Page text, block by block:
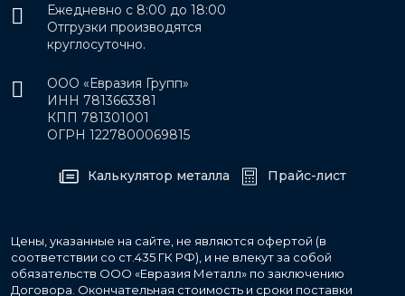
Ежедневно с 8:00 до 18:00
Отгрузки производятся
круглосуточно.
ООО «Евразия Групп»
ИНН 7813663381
КПП 781301001
ОГРН 1227800069815
Калькулятор металла Прайс-лист
Цены, указанные на сайте, не являются офертой (в
соответствии со ст.435 ГК РФ), и не влекут за собой
обязательств ООО «Евразия Металл» по заключению
Договора. Окончательная стоимость и сроки поставки